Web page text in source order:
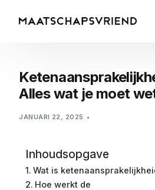
Alles wat je moet
JANUARI 22, 2025
Inhoudsopgave
Wat is
Hoe werkt de